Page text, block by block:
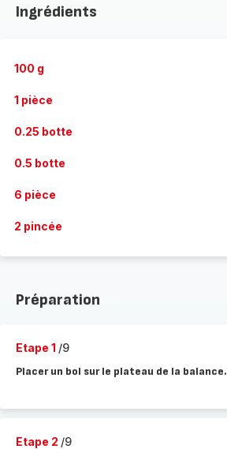
Ingrédients
100 g
1 pièce
0.25 botte
0.5 botte
6 pièce
2 pincée
Préparation
Etape 1 /9
Placer un bol sur le plateau de la balance.
Etape 2 /9